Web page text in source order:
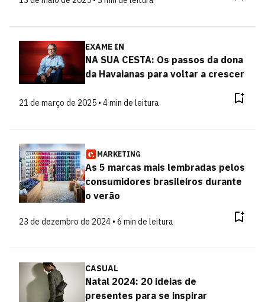
EXAME IN
NA SUA CESTA: Os passos da dona
da Havaianas para voltar a crescer
21 de março de 2025 • 4 min de leitura
MARKETING
As 5 marcas mais lembradas pelos
consumidores brasileiros durante
o verão
23 de dezembro de 2024 • 6 min de leitura
CASUAL
Natal 2024: 20 ideias de
presentes para se inspirar